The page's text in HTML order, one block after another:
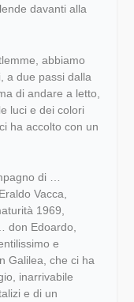
davanti alla
abbiamo
a due passi dalla
di andare a letto,
luci e dei colori
ha accolto con un
di …
Vacca,
1969,
don Edoardo,
e
Galilea, che ci ha
inarrivabile
e di un